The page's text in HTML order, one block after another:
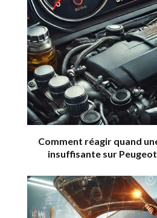
Comment réagir quand
insuffisante sur